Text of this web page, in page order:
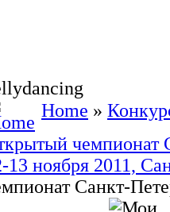
Home »
чемпионат
13 ноября 2011,
Санкт-